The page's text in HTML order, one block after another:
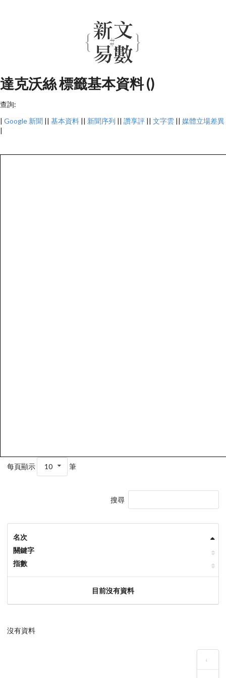
達克沃絲 標籤基本資料 ()
查詢:
| Google 新聞 || 基本資料 || 新聞序列 || 讚享評 || 文字雲 || 媒體立場差異
|
每頁顯示 10 筆
搜尋
名次
關鍵字
指數
目前沒有資料
沒有資料
‹